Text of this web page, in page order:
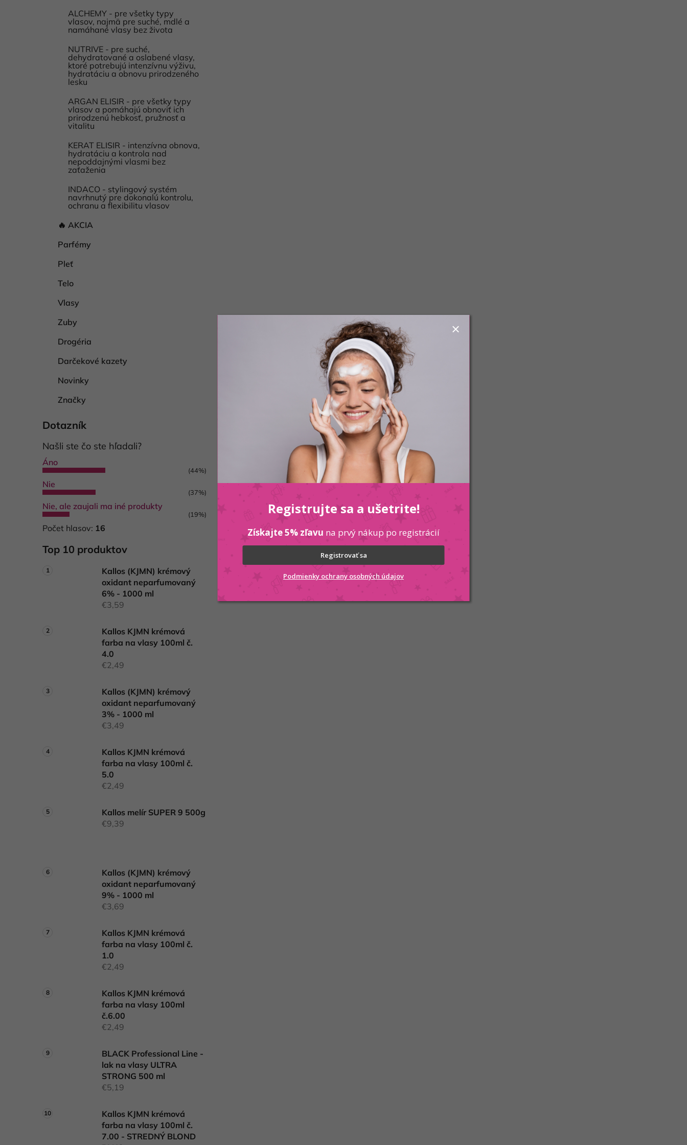
ALCHEMY - pre všetky typy
vlasov, najmä pre suché, mdlé a
namáhané vlasy bez života
NUTRIVE - pre suché,
dehydratované a oslabené vlasy,
ktoré potrebujú intenzívnu výživu,
hydratáciu a obnovu prirodzeného
lesku
ARGAN ELISIR - pre všetky typy
vlasov a pomáhajú obnoviť ich
prirodzenú hebkosť, pružnosť a
vitalitu
KERAT ELISIR - intenzívna obnova,
hydratáciu a kontrola nad
nepoddajnými vlasmi bez
zaťaženia
INDACO - stylingový systém
navrhnutý pre dokonalú kontrolu,
ochranu a flexibilitu vlasov
🔥 AKCIA
Parfémy
Pleť
Telo
Vlasy
Zuby
Drogéria
Darčekové kazety
Novinky
Značky
Dotazník
Našli ste čo ste hľadali?
Áno
(44%)
Nie
(37%)
Nie, ale zaujali ma iné produkty
(19%)
Počet hlasov: 16
Top 10 produktov
Kallos (KJMN) krémový
oxidant neparfumovaný
6% - 1000 ml
€3,59
Kallos KJMN krémová
farba na vlasy 100ml č.
4.0
€2,49
Kallos (KJMN) krémový
oxidant neparfumovaný
3% - 1000 ml
€3,49
Kallos KJMN krémová
farba na vlasy 100ml č.
5.0
€2,49
Kallos melír SUPER 9 500g
€9,39
Kallos (KJMN) krémový
oxidant neparfumovaný
9% - 1000 ml
€3,69
Kallos KJMN krémová
farba na vlasy 100ml č.
1.0
€2,49
Kallos KJMN krémová
farba na vlasy 100ml
č.6.00
€2,49
BLACK Professional Line -
lak na vlasy ULTRA
STRONG 500 ml
€5,19
Kallos KJMN krémová
farba na vlasy 100ml č.
7.00 - STREDNÝ BLOND
Registrujte sa a ušetrite!
Získajte 5% zľavu na prvý nákup po registrácií
Registrovať sa
Podmienky ochrany osobných údajov